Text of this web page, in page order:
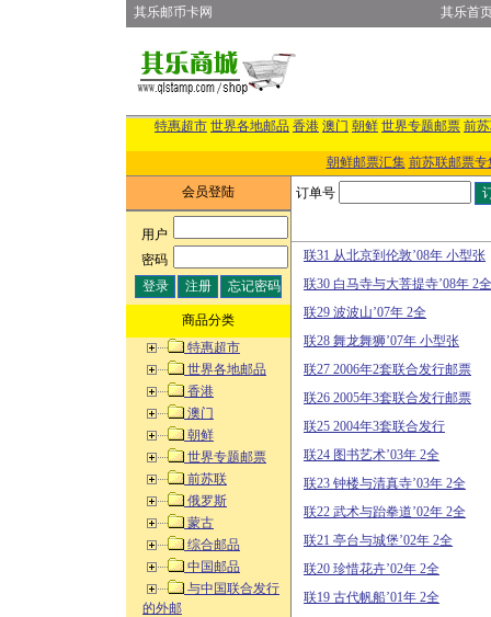
其乐邮币卡网 其乐首
特惠超市 世界各地邮品 香港 澳门 朝鲜 世界专题邮票 前
朝鲜邮票汇集 前苏联邮票专
会员登陆
用户:
密码:
商品分类
特惠超市
世界各地邮品
香港
澳门
朝鲜
世界专题邮票
前苏联
俄罗斯
蒙古
综合邮品
中国邮品
与中国联合发行
的外邮
订单号
联31 从北京到伦敦’08年 小型张
联30 白马寺与大菩提寺’08年 2
联29 波波山’07年 2全
联28 舞龙舞狮’07年 小型张
联27 2006年2套联合发行邮票
联26 2005年3套联合发行邮票
联25 2004年3套联合发行
联24 图书艺术’03年 2全
联23 钟楼与清真寺’03年 2全
联22 武术与跆拳道’02年 2全
联21 亭台与城堡’02年 2全
联20 珍惜花卉’02年 2全
联19 古代帆船’01年 2全